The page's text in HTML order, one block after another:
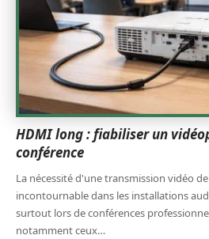
HDMI long : fiabiliser un
conférence
La nécessité d'une transmission vidéo
incontournable dans les installations
surtout lors de conférences
notamment ceux…